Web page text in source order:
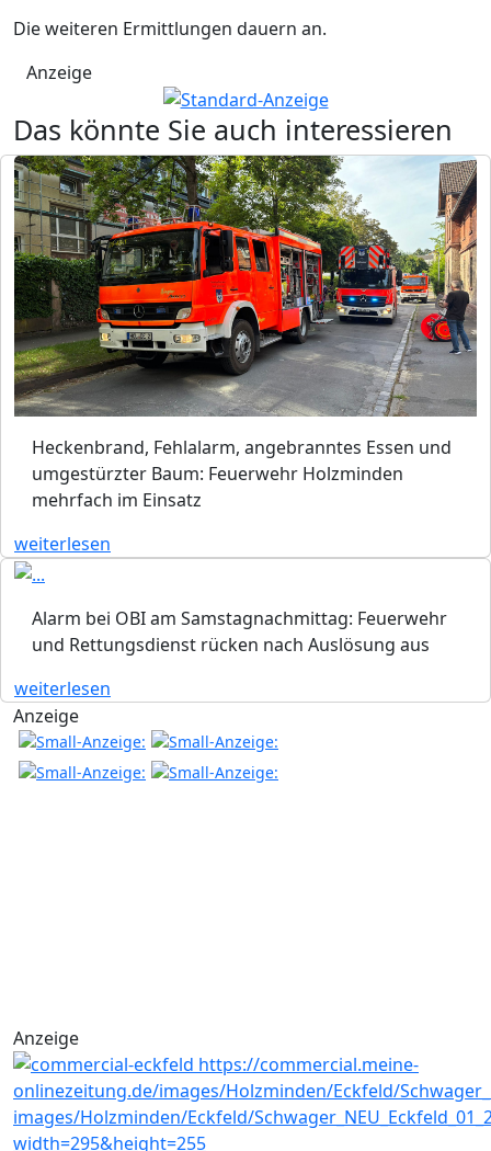
Die weiteren Ermittlungen dauern an.
Anzeige
Das könnte Sie auch interessieren
Heckenbrand, Fehlalarm, angebranntes Essen und
umgestürzter Baum: Feuerwehr Holzminden
mehrfach im Einsatz
weiterlesen
Alarm bei OBI am Samstagnachmittag: Feuerwehr
und Rettungsdienst rücken nach Auslösung aus
weiterlesen
Anzeige
Anzeige